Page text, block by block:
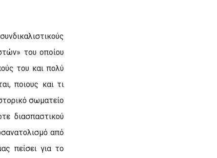
του οποίου
του και πολύ
ποιους και τι
σωματείο
διασπαστικού
από
πείσει για το